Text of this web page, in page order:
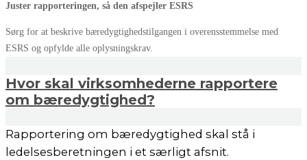
Juster rapporteringen, så den afspejler ESRS
Sørg for at beskrive bæredygtighedstilgangen i overensstemmelse med
ESRS og opfylde alle oplysningskrav.
Hvor skal virksomhederne rapportere
om bæredygtighed?
Rapportering om bæredygtighed skal stå i
ledelsesberetningen i et særligt afsnit.